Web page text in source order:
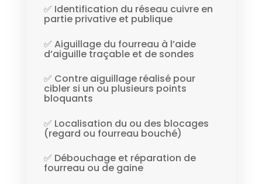
✅ Identification du réseau cuivre en
partie privative et publique
✅ Aiguillage du fourreau à l’aide
d’aiguille traçable et de sondes
✅ Contre aiguillage réalisé pour
cibler si un ou plusieurs points
bloquants
✅ Localisation du ou des blocages
(regard ou fourreau bouché)
✅ Débouchage et réparation de
fourreau ou de gaine